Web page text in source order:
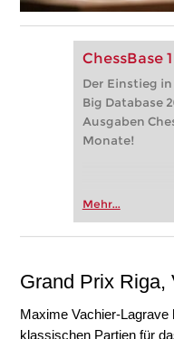
ChessBase
Der Einstieg
Big Database
Ausgaben
Monate!
Mehr...
Grand Prix Riga,
Maxime Vachier-
klassischen Partien für